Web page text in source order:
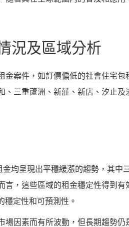
況及區域分析
案件，如訂價偏低的社會住宅
、三重蘆洲、新莊、新店、汐止
均呈現出平穩緩漲的趨勢，其
言，這些區域的租金穩定性得到
穩定性和可預測性。
場因素而有所波動，但長期趨勢